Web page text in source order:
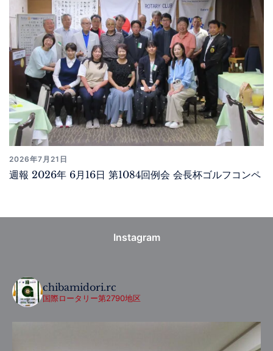
2026年7月21日
週報 2026年 6月16日 第1084回例会 会長杯ゴルフコンペ
Instagram
chibamidori.rc
国際ロータリー第2790地区